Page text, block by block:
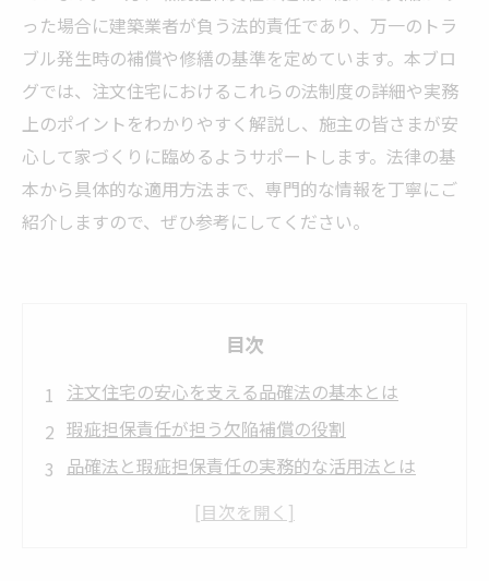
った場合に建築業者が負う法的責任であり、万一のトラ
ブル発生時の補償や修繕の基準を定めています。本ブロ
グでは、注文住宅におけるこれらの法制度の詳細や実務
上のポイントをわかりやすく解説し、施主の皆さまが安
心して家づくりに臨めるようサポートします。法律の基
本から具体的な適用方法まで、専門的な情報を丁寧にご
紹介しますので、ぜひ参考にしてください。
目次
注文住宅の安心を支える品確法の基本とは
瑕疵担保責任が担う欠陥補償の役割
品確法と瑕疵担保責任の実務的な活用法とは
トラブルを防ぐための注意点と契約時のポイン